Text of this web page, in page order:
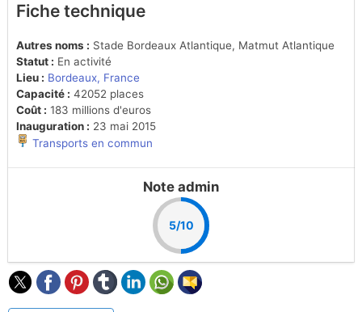
Fiche technique
Autres noms : Stade Bordeaux Atlantique, Matmut Atlantique
Statut : En activité
Lieu : Bordeaux, France
Capacité : 42052 places
Coût : 183 millions d'euros
Inauguration : 23 mai 2015
Transports en commun
Note admin
5/10